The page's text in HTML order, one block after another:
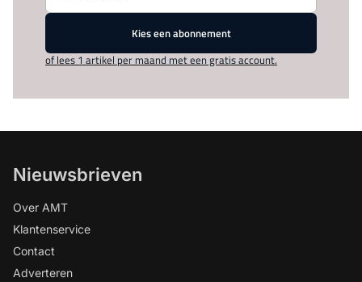
Kies een abonnement
of lees 1 artikel per maand met een gratis account.
Nieuwsbrieven
Over AMT
Klantenservice
Contact
Adverteren